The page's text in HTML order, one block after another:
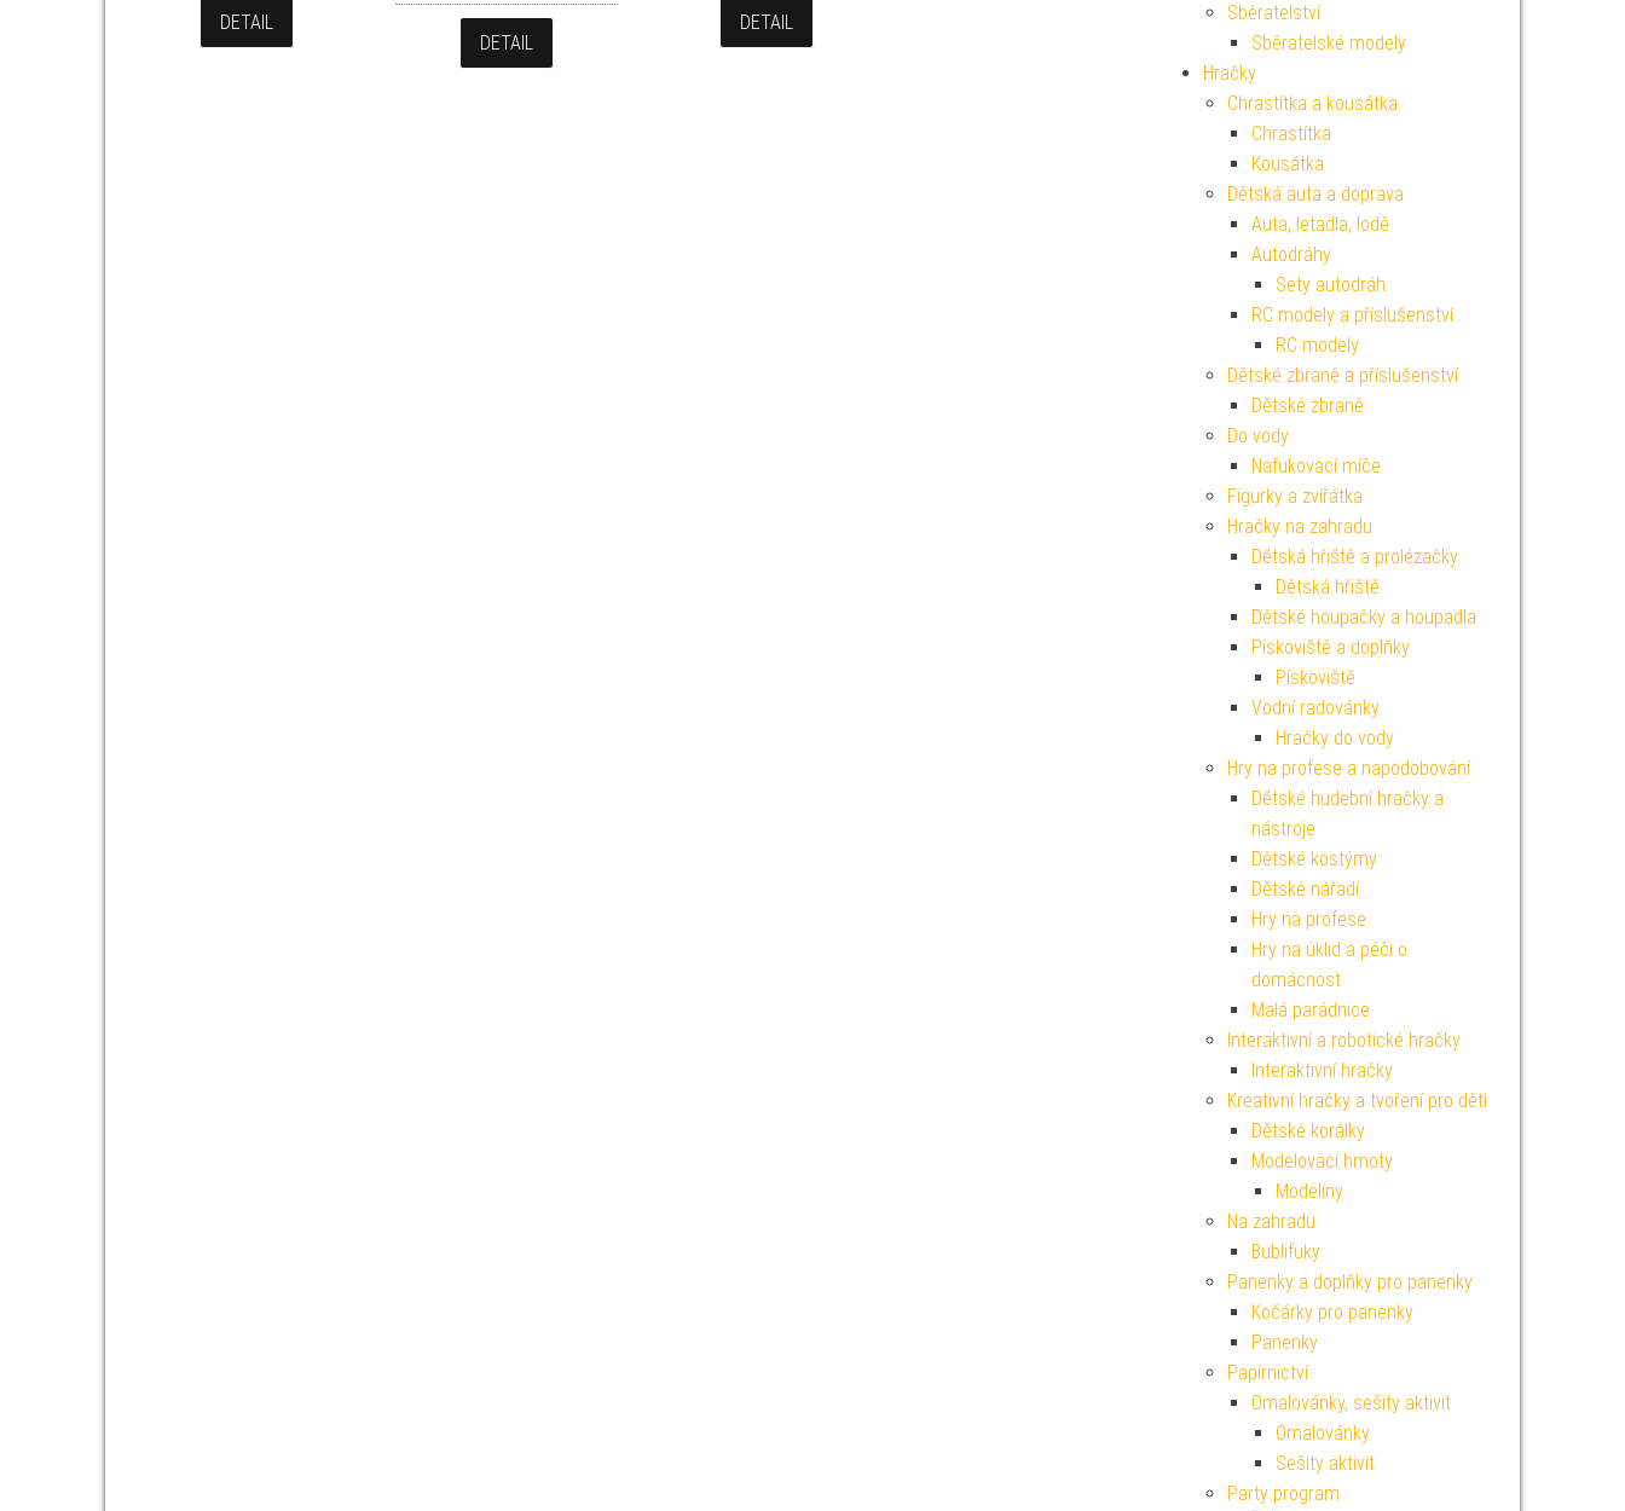
DETAIL
DETAIL
DETAIL
Sběratelství
Sběratelské modely
Hračky
Chrastítka a kousátka
Chrastítka
Kousátka
Dětská auta a doprava
Auta, letadla, lodě
Autodráhy
Sety autodráh
RC modely a příslušenství
RC modely
Dětské zbraně a příslušenství
Dětské zbraně
Do vody
Nafukovací míče
Figurky a zvířátka
Hračky na zahradu
Dětská hřiště a prolézačky
Dětská hřiště
Dětské houpačky a houpadla
Pískoviště a doplňky
Pískoviště
Vodní radovánky
Hračky do vody
Hry na profese a napodobování
Dětské hudební hračky a
nástroje
Dětské kostýmy
Dětské nářadí
Hry na profese
Hry na úklid a péči o
domácnost
Malá parádnice
Interaktivní a robotické hračky
Interaktivní hračky
Kreativní hračky a tvoření pro děti
Dětské korálky
Modelovací hmoty
Modelíny
Na zahradu
Bublifuky
Panenky a doplňky pro panenky
Kočárky pro panenky
Panenky
Papírnictví
Omalovánky, sešity aktivit
Omalovánky
Sešity aktivit
Party program